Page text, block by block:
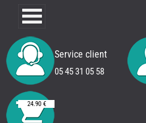
Service client
05 45 31 05 58
24.90 €